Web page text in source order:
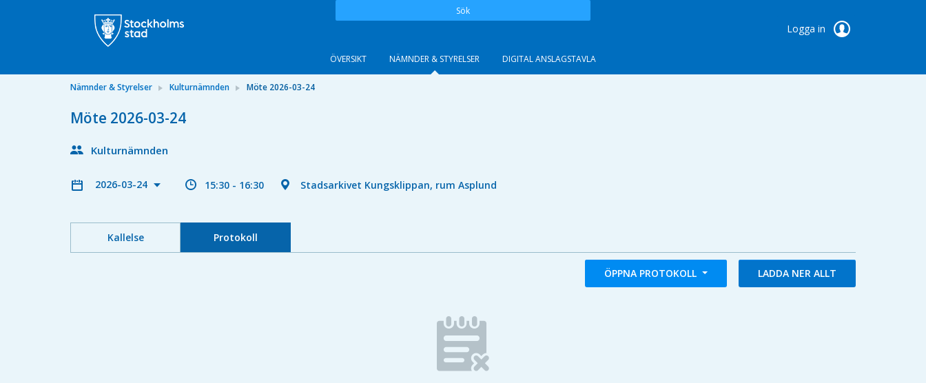
Sök
Logga in
ÖVERSIKT NÄMNDER & STYRELSER DIGITAL ANSLAGSTAVLA
Nämnder & Styrelser Kulturnämnden Möte 2026-03-24
Möte 2026-03-24
Kulturnämnden
2026-03-24 15:30 - 16:30 Stadsarkivet Kungsklippan, rum Asplund
Kallelse Protokoll
ÖPPNA PROTOKOLL LADDA NER ALLT